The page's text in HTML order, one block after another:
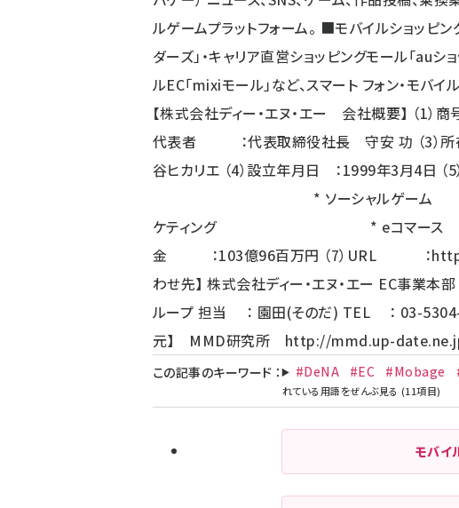
ルゲームプラットフォーム。 ■モバイルショッピ
ダーズ」・キャリア直営ショッピングモール「au
ルEC「mixiモール」など、スマート フォン・モバ
【株式会社ディー・エヌ・エー 会社概要】 （1
代表者 ：代表取締役社長 守安 功 （3）
谷ヒカリエ （4）設立年月日 ：1999年3月4日
* ソーシャルゲーム *
ケティング * eコマー
金 ：103億96百万円 （7）URL ：
わせ先】 株式会社ディー・エヌ・エー EC事業
ループ 担当 ： 園田(そのだ) TEL ： 03-
元】 MMD研究所 http://mmd.up-
この記事のキーワード ： #DeNA #EC #Mobage
モバイ